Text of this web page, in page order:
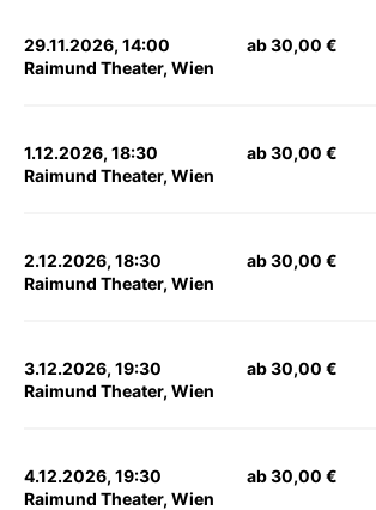
29.11.2026, 14:00
Raimund Theater, Wien
ab 30,00 €
1.12.2026, 18:30
Raimund Theater, Wien
ab 30,00 €
2.12.2026, 18:30
Raimund Theater, Wien
ab 30,00 €
3.12.2026, 19:30
Raimund Theater, Wien
ab 30,00 €
4.12.2026, 19:30
Raimund Theater, Wien
ab 30,00 €